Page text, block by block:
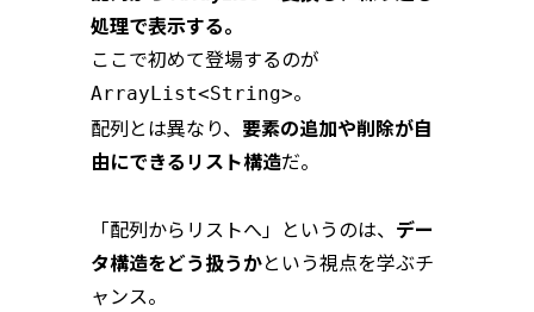
処理で表示する。
ここで初めて登場するのが
ArrayList<String>。
配列とは異なり、 要素の追加や削除が自
由にできるリスト構造だ。
「配列からリストへ」というのは、 デー
タ構造をどう扱うかという視点を学ぶチ
ャンス。